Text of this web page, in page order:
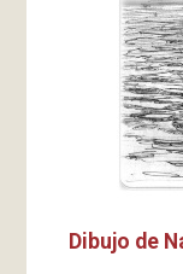
Dibujo de